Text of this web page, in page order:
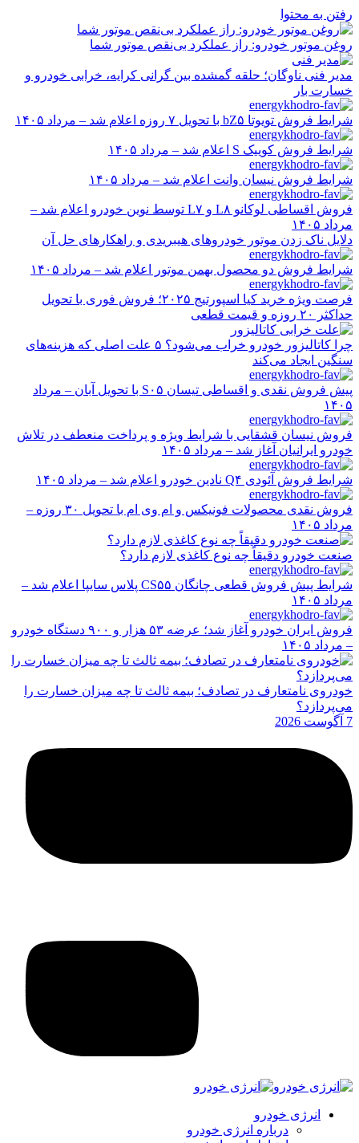
رفتن به محتوا
روغن موتور خودرو: راز عملکرد بی‌نقص موتور شما
مدیر فنی ناوگان؛ حلقه گمشده بین گرانی کرایه، خرابی خودرو و
خسارت بار
شرایط فروش تویوتا bZ۵ با تحویل ۷ روزه اعلام شد – مرداد ۱۴۰۵
شرایط فروش کوییک S اعلام شد – مرداد ۱۴۰۵
شرایط فروش نیسان وانت اعلام شد – مرداد ۱۴۰۵
فروش اقساطی لوکانو L۸ و L۷ توسط نوین خودرو اعلام شد –
مرداد ۱۴۰۵
دلایل ناک زدن موتور خودروهای هیبریدی و راهکارهای حل آن
شرایط فروش دو محصول بهمن موتور اعلام شد – مرداد ۱۴۰۵
فرصت ویژه خرید کیا اسپورتیج ۲۰۲۵؛ فروش فوری با تحویل
حداکثر ۲۰ روزه و قیمت قطعی
چرا کاتالیزور خودرو خراب می‌شود؟ ۵ علت اصلی که هزینه‌های
سنگین ایجاد می‌کند
پیش فروش نقدی و اقساطی تیسان S۰۵ با تحویل آبان – مرداد
۱۴۰۵
فروش نیسان قشقایی با شرایط ویژه و پرداخت منعطف در تلاش
خودرو ایرانیان آغاز شد – مرداد ۱۴۰۵
شرایط فروش آئودی Q۴ نادین خودرو اعلام شد – مرداد ۱۴۰۵
فروش نقدی محصولات فونیکس و ام وی ام با تحویل ۳۰ روزه –
مرداد ۱۴۰۵
صنعت خودرو دقیقاً چه نوع کاغذی لازم دارد؟
شرایط پیش فروش قطعی چانگان CS۵۵ پلاس سایپا اعلام شد –
مرداد ۱۴۰۵
فروش ایران خودرو آغاز شد؛ عرضه ۵۳ هزار و ۹۰۰ دستگاه خودرو
– مرداد ۱۴۰۵
خودروی نامتعارف در تصادف؛ بیمه ثالث تا چه میزان خسارت را
می‌پردازد؟
7 آگوست 2026
انرژی خودرو
درباره انرژی خودرو